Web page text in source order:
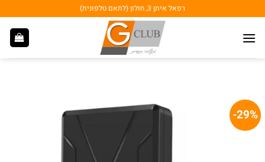
to
content
רפאל איתן 3, חולון (לתאם טלפונית)
29%-